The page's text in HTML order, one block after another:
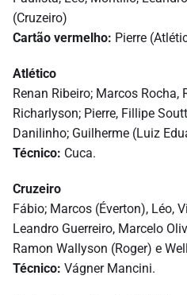
(Cruzeiro)
Cartão vermelho: Pierre
Atlético
Renan Ribeiro; Marcos Rocha,
Richarlyson; Pierre, Fillipe
Danilinho; Guilherme (Luiz
Técnico: Cuca.
Cruzeiro
Fábio; Marcos (Éverton), Léo,
Leandro Guerreiro, Marcelo
Ramon Wallyson (Roger) e
Técnico: Vágner Mancini.